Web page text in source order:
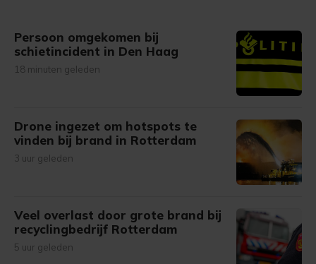
Persoon omgekomen bij
schietincident in Den Haag
18 minuten geleden
Drone ingezet om hotspots te
vinden bij brand in Rotterdam
3 uur geleden
Veel overlast door grote brand bij
recyclingbedrijf Rotterdam
5 uur geleden